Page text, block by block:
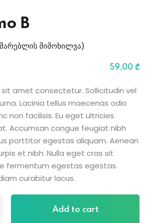
B
მიმოხილვა)
59,00 ₾
amet consectetur. Sollicitudin vel
Lacinia tellus maecenas odio
non facilisis. Eu eget ultricies
Accumsan congue feugiat nibh
porttitor egestas aliquam. Aenean
et nibh. Nulla eget cras sit
fermentum egestas egestas.
curabitur lacus.
Add to cart